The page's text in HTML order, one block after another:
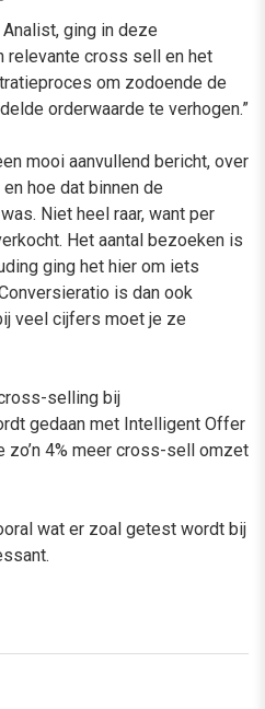
ging in deze
relevante cross sell en het
om zodoende de
orderwaarde te verhogen.”
mooi aanvullend bericht, over
hoe dat binnen de
Niet heel raar, want per
Het aantal bezoeken is
ging het hier om iets
is dan ook
veel cijfers moet je ze
selling bij
gedaan met Intelligent Offer
zo’n 4% meer cross-sell omzet
wat er zoal getest wordt bij